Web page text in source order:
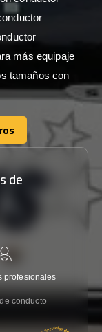
más equipaje
tamaños con
de
profesionales
conducto